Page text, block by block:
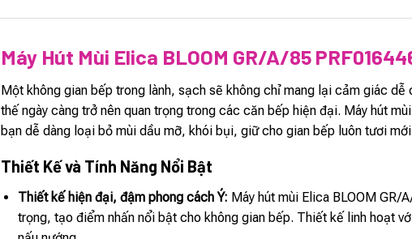
Máy Hút Mùi Elica BLOOM GR/A/85
Một không gian bếp trong lành, sạch sẽ không chỉ mang lại cảm giác
thế ngày càng trở nên quan trọng trong các căn bếp hiện đại. Máy hút
bạn dễ dàng loại bỏ mùi dầu mỡ, khói bụi, giữ cho gian bếp luôn tươi mới
Thiết Kế và Tính Năng Nổi Bật
Thiết kế hiện đại, đậm phong cách Ý: Máy hút mùi Elica BLOOM GR/
trọng, tạo điểm nhấn nổi bật cho không gian bếp. Thiết kế linh hoạt